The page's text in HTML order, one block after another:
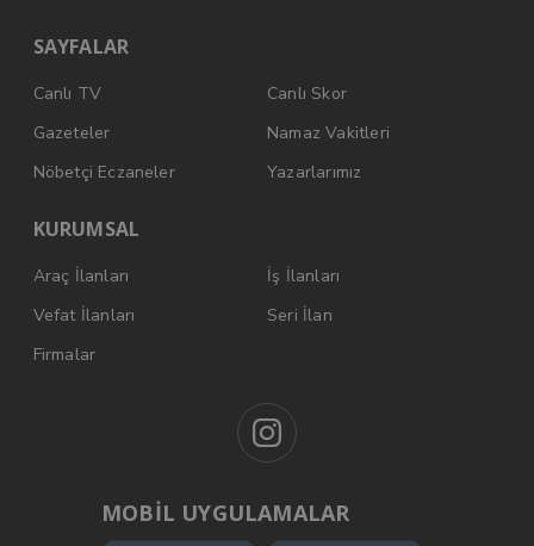
SAYFALAR
Canlı TV
Canlı Skor
Gazeteler
Namaz Vakitleri
Nöbetçi Eczaneler
Yazarlarımız
KURUMSAL
Araç İlanları
İş İlanları
Vefat İlanları
Seri İlan
Firmalar
MOBİL UYGULAMALAR